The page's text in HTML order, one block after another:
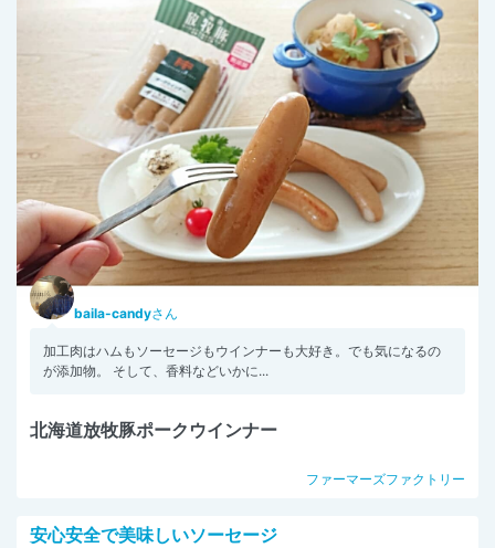
baila-candyさん
​​加工肉はハムもソーセージもウインナーも大好き。でも気になるの
が添加物。 そして、香料などいかに...
北海道放牧豚ポークウインナー
ファーマーズファクトリー
安心安全で美味しいソーセージ